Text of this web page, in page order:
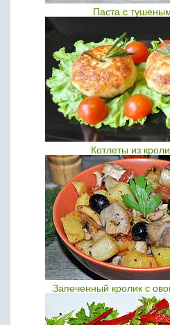
Паста с
Котлеты из
Запеченный кролик с